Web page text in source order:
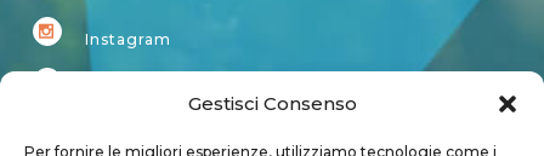
Gestisci Consenso
Per fornire le migliori esperienze, utilizziamo tecnologie come i
Instagram